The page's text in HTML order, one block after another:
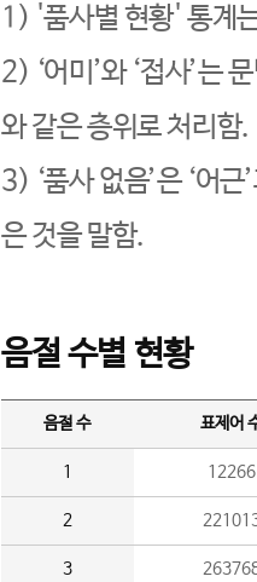
1) '품사별 현황' 통계
2) ‘어미’와 ‘접사’는
와 같은 층위로 처리함.
3) ‘품사 없음’은 ‘어
은 것을 말함.
음절 수별 현황
음절 수 표제어
1 12266
2
3